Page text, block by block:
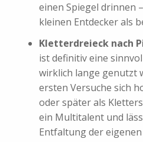
einen Spiegel drinnen
kleinen Entdecker als
Kletterdreieck nach
ist definitiv eine
wirklich lange genutzt
ersten Versuche sich
oder später als
ein Multitalent und
Entfaltung der